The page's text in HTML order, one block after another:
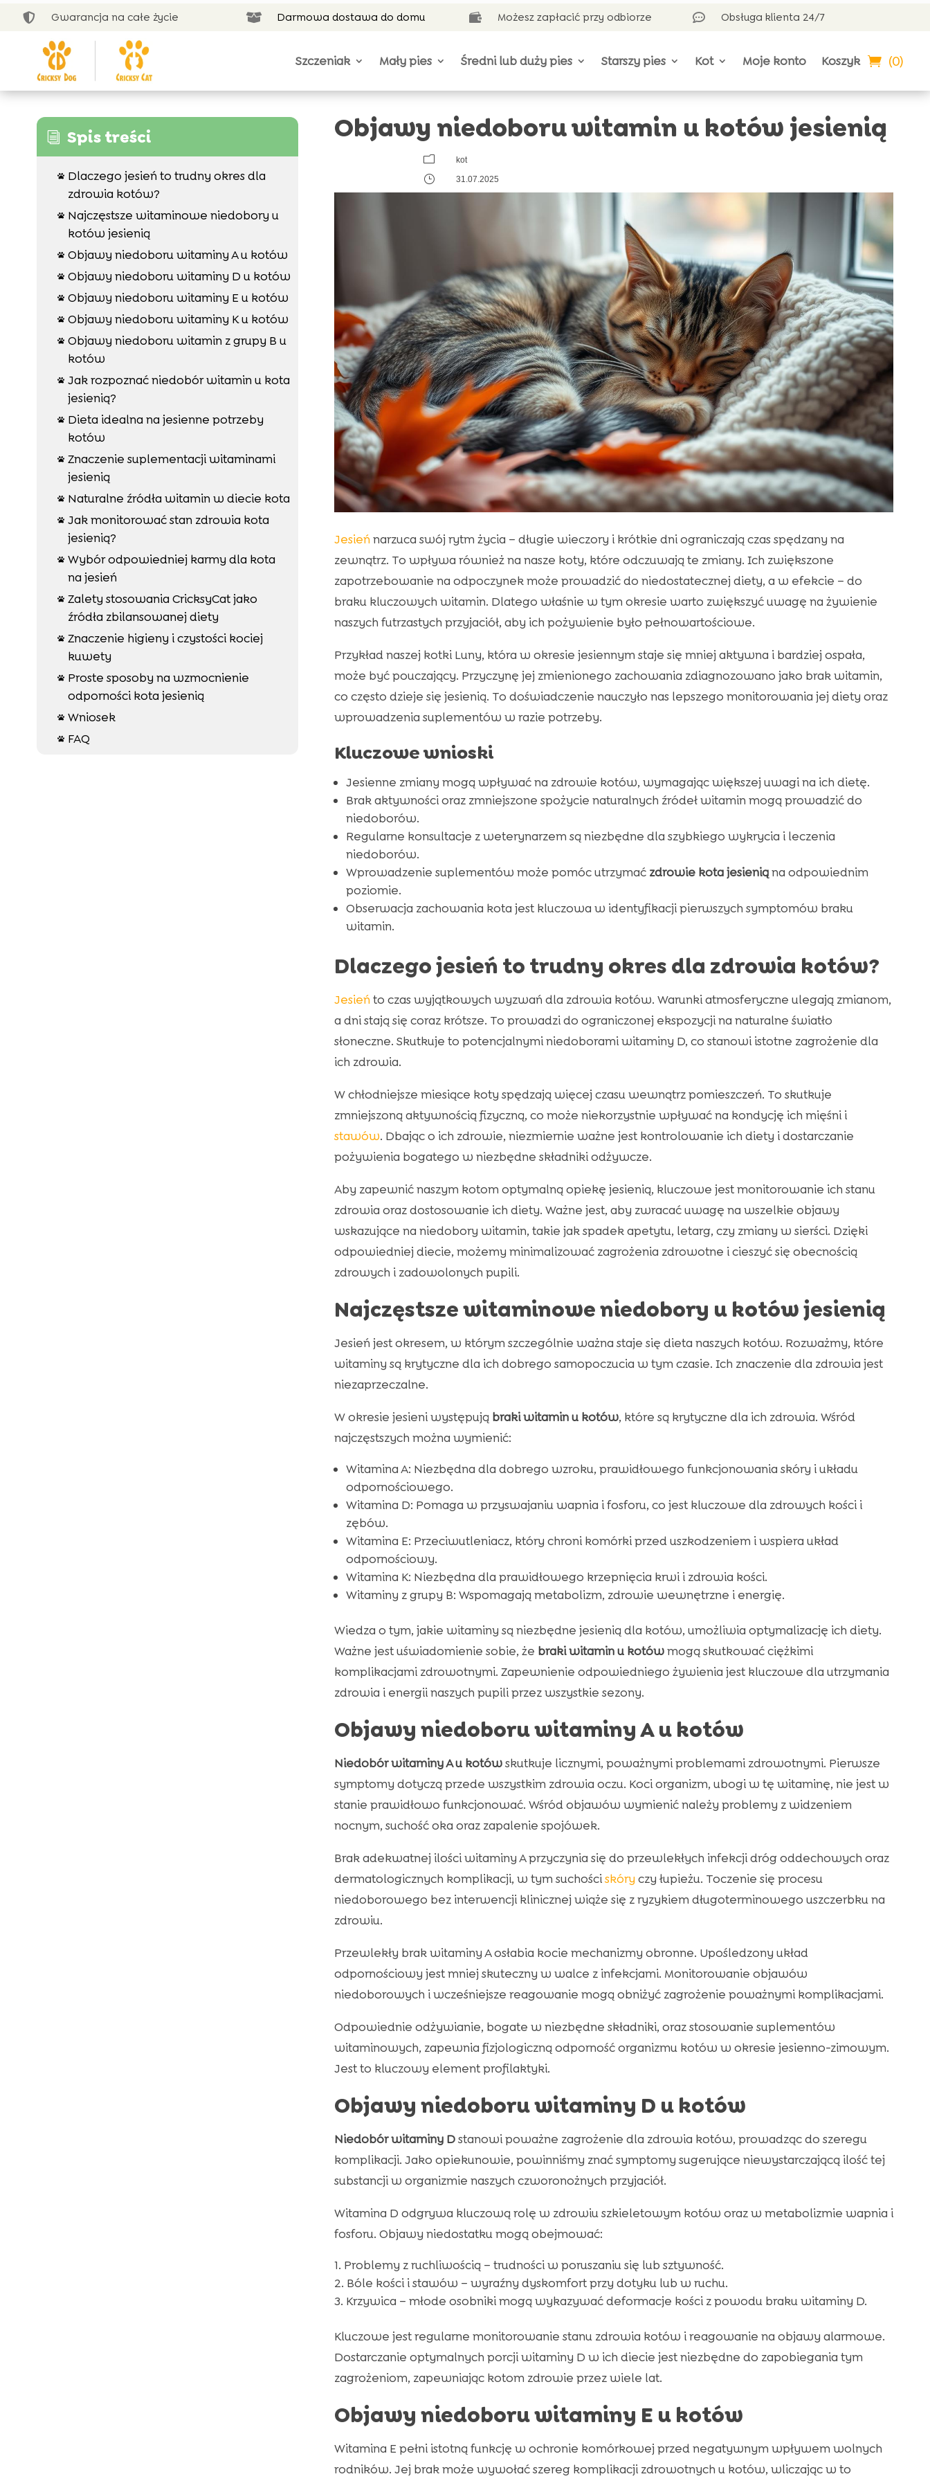
 Gwarancja na całe życie  Darmowa dostawa do domu  Możesz zapłacić przy odbiorze  Obsługa klienta 24/7
Szczeniak Mały pies Średni lub duży pies Starszy pies Kot Moje konto Koszyk (0)
i Spis treści

Dlaczego jesień to trudny okres dla
zdrowia kotów?

Najczęstsze witaminowe niedobory u
kotów jesienią
 Objawy niedoboru witaminy A u kotów
 Objawy niedoboru witaminy D u kotów
 Objawy niedoboru witaminy E u kotów
 Objawy niedoboru witaminy K u kotów
 Objawy niedoboru witamin z grupy B u
kotów
 Jak rozpoznać niedobór witamin u kota
jesienią?

Dieta idealna na jesienne potrzeby
kotów
 Znaczenie suplementacji witaminami
jesienią
 Naturalne źródła witamin w diecie kota
 Jak monitorować stan zdrowia kota
jesienią?
 Wybór odpowiedniej karmy dla kota
na jesień
 Zalety stosowania CricksyCat jako
źródła zbilansowanej diety
 Znaczenie higieny i czystości kociej
kuwety

Proste sposoby na wzmocnienie
odporności kota jesienią
 Wniosek
 FAQ
Objawy niedoboru witamin u kotów jesienią
m kot
} 31.07.2025
Jesień narzuca swój rytm życia – długie wieczory i krótkie dni ograniczają czas spędzany na
zewnątrz. To wpływa również na nasze koty, które odczuwają te zmiany. Ich zwiększone
zapotrzebowanie na odpoczynek może prowadzić do niedostatecznej diety, a w efekcie – do
braku kluczowych witamin. Dlatego właśnie w tym okresie warto zwiększyć uwagę na żywienie
naszych futrzastych przyjaciół, aby ich pożywienie było pełnowartościowe.
Przykład naszej kotki Luny, która w okresie jesiennym staje się mniej aktywna i bardziej ospała,
może być pouczający. Przyczynę jej zmienionego zachowania zdiagnozowano jako brak witamin,
co często dzieje się jesienią. To doświadczenie nauczyło nas lepszego monitorowania jej diety oraz
wprowadzenia suplementów w razie potrzeby.
Kluczowe wnioski
Jesienne zmiany mogą wpływać na zdrowie kotów, wymagając większej uwagi na ich dietę.
Brak aktywności oraz zmniejszone spożycie naturalnych źródeł witamin mogą prowadzić do
niedoborów.
Regularne konsultacje z weterynarzem są niezbędne dla szybkiego wykrycia i leczenia
niedoborów.
Wprowadzenie suplementów może pomóc utrzymać zdrowie kota jesieniąna odpowiednim
poziomie.
Obserwacja zachowania kota jest kluczowa w identyfikacji pierwszych symptomów braku
witamin.
Dlaczego jesień to trudny okres dla zdrowia kotów?
Jesień to czas wyjątkowych wyzwań dla zdrowia kotów. Warunki atmosferyczne ulegają zmianom,
a dni stają się coraz krótsze. To prowadzi do ograniczonej ekspozycji na naturalne światło
słoneczne. Skutkuje to potencjalnymi niedoborami witaminy D, co stanowi istotne zagrożenie dla
ich zdrowia.
W chłodniejsze miesiące koty spędzają więcej czasu wewnątrz pomieszczeń. To skutkuje
zmniejszoną aktywnością fizyczną, co może niekorzystnie wpływać na kondycję ich mięśni i
stawów. Dbając o ich zdrowie, niezmiernie ważne jest kontrolowanie ich diety i dostarczanie
pożywienia bogatego w niezbędne składniki odżywcze.
Aby zapewnić naszym kotom optymalną opiekę jesienią, kluczowe jest monitorowanie ich stanu
zdrowia oraz dostosowanie ich diety. Ważne jest, aby zwracać uwagę na wszelkie objawy
wskazujące na niedobory witamin, takie jak spadek apetytu, letarg, czy zmiany w sierści. Dzięki
odpowiedniej diecie, możemy minimalizować zagrożenia zdrowotne i cieszyć się obecnością
zdrowych i zadowolonych pupili.
Najczęstsze witaminowe niedobory u kotów jesienią
Jesień jest okresem, w którym szczególnie ważna staje się dieta naszych kotów. Rozważmy, które
witaminy są krytyczne dla ich dobrego samopoczucia w tym czasie. Ich znaczenie dla zdrowia jest
niezaprzeczalne.
W okresie jesieni występują braki witamin u kotów, które są krytyczne dla ich zdrowia. Wśród
najczęstszych można wymienić:
Witamina A: Niezbędna dla dobrego wzroku, prawidłowego funkcjonowania skóry i układu
odpornościowego.
Witamina D: Pomaga w przyswajaniu wapnia i fosforu, co jest kluczowe dla zdrowych kości i
zębów.
Witamina E: Przeciwutleniacz, który chroni komórki przed uszkodzeniem i wspiera układ
odpornościowy.
Witamina K: Niezbędna dla prawidłowego krzepnięcia krwi i zdrowia kości.
Witaminy z grupy B: Wspomagają metabolizm, zdrowie wewnętrzne i energię.
Wiedza o tym, jakie witaminy są niezbędne jesienią dla kotów, umożliwia optymalizację ich diety.
Ważne jest uświadomienie sobie, że braki witamin u kotówmogą skutkować ciężkimi
komplikacjami zdrowotnymi. Zapewnienie odpowiedniego żywienia jest kluczowe dla utrzymania
zdrowia i energii naszych pupili przez wszystkie sezony.
Objawy niedoboru witaminy A u kotów
Niedobór witaminy A u kotówskutkuje licznymi, poważnymi problemami zdrowotnymi. Pierwsze
symptomy dotyczą przede wszystkim zdrowia oczu. Koci organizm, ubogi w tę witaminę, nie jest w
stanie prawidłowo funkcjonować. Wśród objawów wymienić należy problemy z widzeniem
nocnym, suchość oka oraz zapalenie spojówek.
Brak adekwatnej ilości witaminy A przyczynia się do przewlekłych infekcji dróg oddechowych oraz
dermatologicznych komplikacji, w tym suchościskóry czy łupieżu. Toczenie się procesu
niedoborowego bez interwencji klinicznej wiąże się z ryzykiem długoterminowego uszczerbku na
zdrowiu.
Przewlekły brak witaminy A osłabia kocie mechanizmy obronne. Upośledzony układ
odpornościowy jest mniej skuteczny w walce z infekcjami. Monitorowanie objawów
niedoborowych i wcześniejsze reagowanie mogą obniżyć zagrożenie poważnymi komplikacjami.
Odpowiednie odżywianie, bogate w niezbędne składniki, oraz stosowanie suplementów
witaminowych, zapewnia fizjologiczną odporność organizmu kotów w okresie jesienno-zimowym.
Jest to kluczowy element profilaktyki.
Objawy niedoboru witaminy D u kotów
Niedobór witaminy Dstanowi poważne zagrożenie dla zdrowia kotów, prowadząc do szeregu
komplikacji. Jako opiekunowie, powinniśmy znać symptomy sugerujące niewystarczającą ilość tej
substancji w organizmie naszych czworonożnych przyjaciół.
Witamina D odgrywa kluczową rolę w zdrowiu szkieletowym kotów oraz w metabolizmie wapnia i
fosforu. Objawy niedostatku mogą obejmować:
Problemy z ruchliwością – trudności w poruszaniu się lub sztywność.
Bóle kości i stawów – wyraźny dyskomfort przy dotyku lub w ruchu.
Krzywica – młode osobniki mogą wykazywać deformacje kości z powodu braku witaminy D.
Kluczowe jest regularne monitorowanie stanu zdrowia kotów i reagowanie na objawy alarmowe.
Dostarczanie optymalnych porcji witaminy D w ich diecie jest niezbędne do zapobiegania tym
zagrożeniom, zapewniając kotom zdrowie przez wiele lat.
Objawy niedoboru witaminy E u kotów
Witamina E pełni istotną funkcję w ochronie komórkowej przed negatywnym wpływem wolnych
rodników. Jej brak może wywołać szereg komplikacji zdrowotnych u kotów, wliczając w to